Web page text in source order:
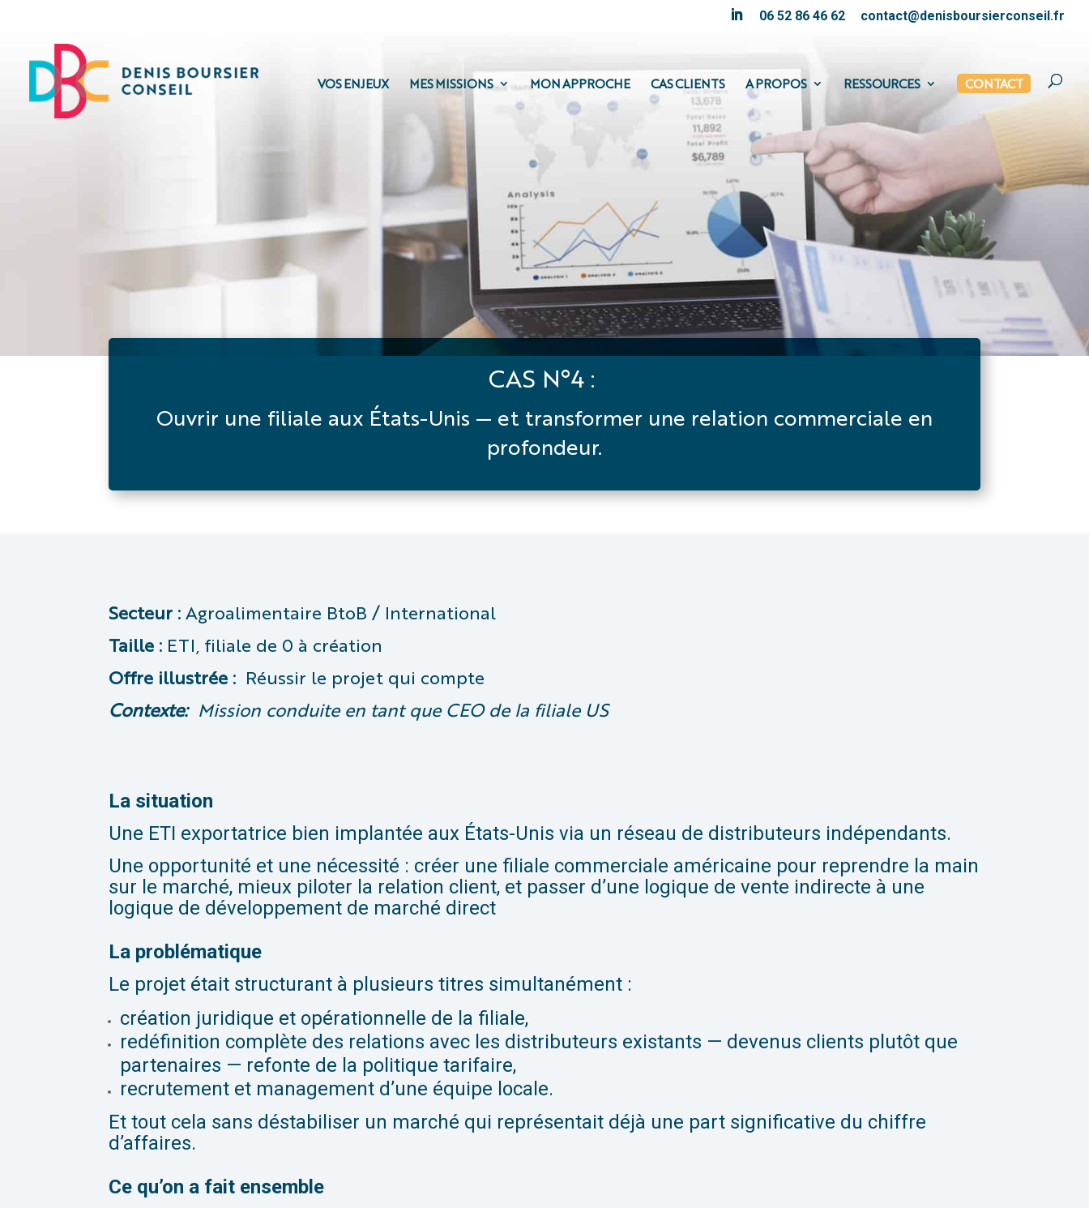
06 52 86 46 62 contact@denisboursierconseil.fr
VOS ENJEUX MES MISSIONS MON APPROCHE CAS CLIENTS A PROPOS RESSOURCES CONTACT
CAS N°4 :
Ouvrir une filiale aux États-Unis — et transformer une relation commerciale en
profondeur.
Secteur : Agroalimentaire BtoB / International
Taille : ETI, filiale de 0 à création
Offre illustrée : Réussir le projet qui compte
Contexte: Mission conduite en tant que CEO de la filiale US
La situation
Une ETI exportatrice bien implantée aux États-Unis via un réseau de distributeurs indépendants.
Une opportunité et une nécessité : créer une filiale commerciale américaine pour reprendre la main
sur le marché, mieux piloter la relation client, et passer d’une logique de vente indirecte à une
logique de développement de marché direct
La problématique
Le projet était structurant à plusieurs titres simultanément :
création juridique et opérationnelle de la filiale,
redéfinition complète des relations avec les distributeurs existants — devenus clients plutôt que
partenaires — refonte de la politique tarifaire,
recrutement et management d’une équipe locale.
Et tout cela sans déstabiliser un marché qui représentait déjà une part significative du chiffre
d’affaires.
Ce qu’on a fait ensemble